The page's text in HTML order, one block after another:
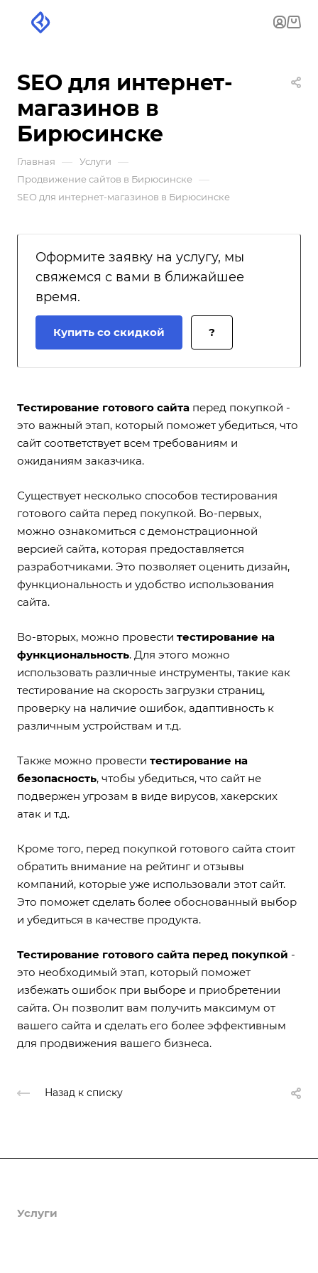
SEO для интернет-
магазинов в
Бирюсинске
Главная — Услуги —
Продвижение сайтов в Бирюсинске —
SEO для интернет-магазинов в Бирюсинске
Оформите заявку на услугу, мы
свяжемся с вами в ближайшее
время.
Купить со скидкой ?
Тестирование готового сайта перед покупкой -
это важный этап, который поможет убедиться, что
сайт соответствует всем требованиям и
ожиданиям заказчика.
Существует несколько способов тестирования
готового сайта перед покупкой. Во-первых,
можно ознакомиться с демонстрационной
версией сайта, которая предоставляется
разработчиками. Это позволяет оценить дизайн,
функциональность и удобство использования
сайта.
Во-вторых, можно провести тестирование на
функциональность. Для этого можно
использовать различные инструменты, такие как
тестирование на скорость загрузки страниц,
проверку на наличие ошибок, адаптивность к
различным устройствам и т.д.
Также можно провести тестирование на
безопасность, чтобы убедиться, что сайт не
подвержен угрозам в виде вирусов, хакерских
атак и т.д.
Кроме того, перед покупкой готового сайта стоит
обратить внимание на рейтинг и отзывы
компаний, которые уже использовали этот сайт.
Это поможет сделать более обоснованный выбор
и убедиться в качестве продукта.
Тестирование готового сайта перед покупкой -
это необходимый этап, который поможет
избежать ошибок при выборе и приобретении
сайта. Он позволит вам получить максимум от
вашего сайта и сделать его более эффективным
для продвижения вашего бизнеса.
Назад к списку
Услуги